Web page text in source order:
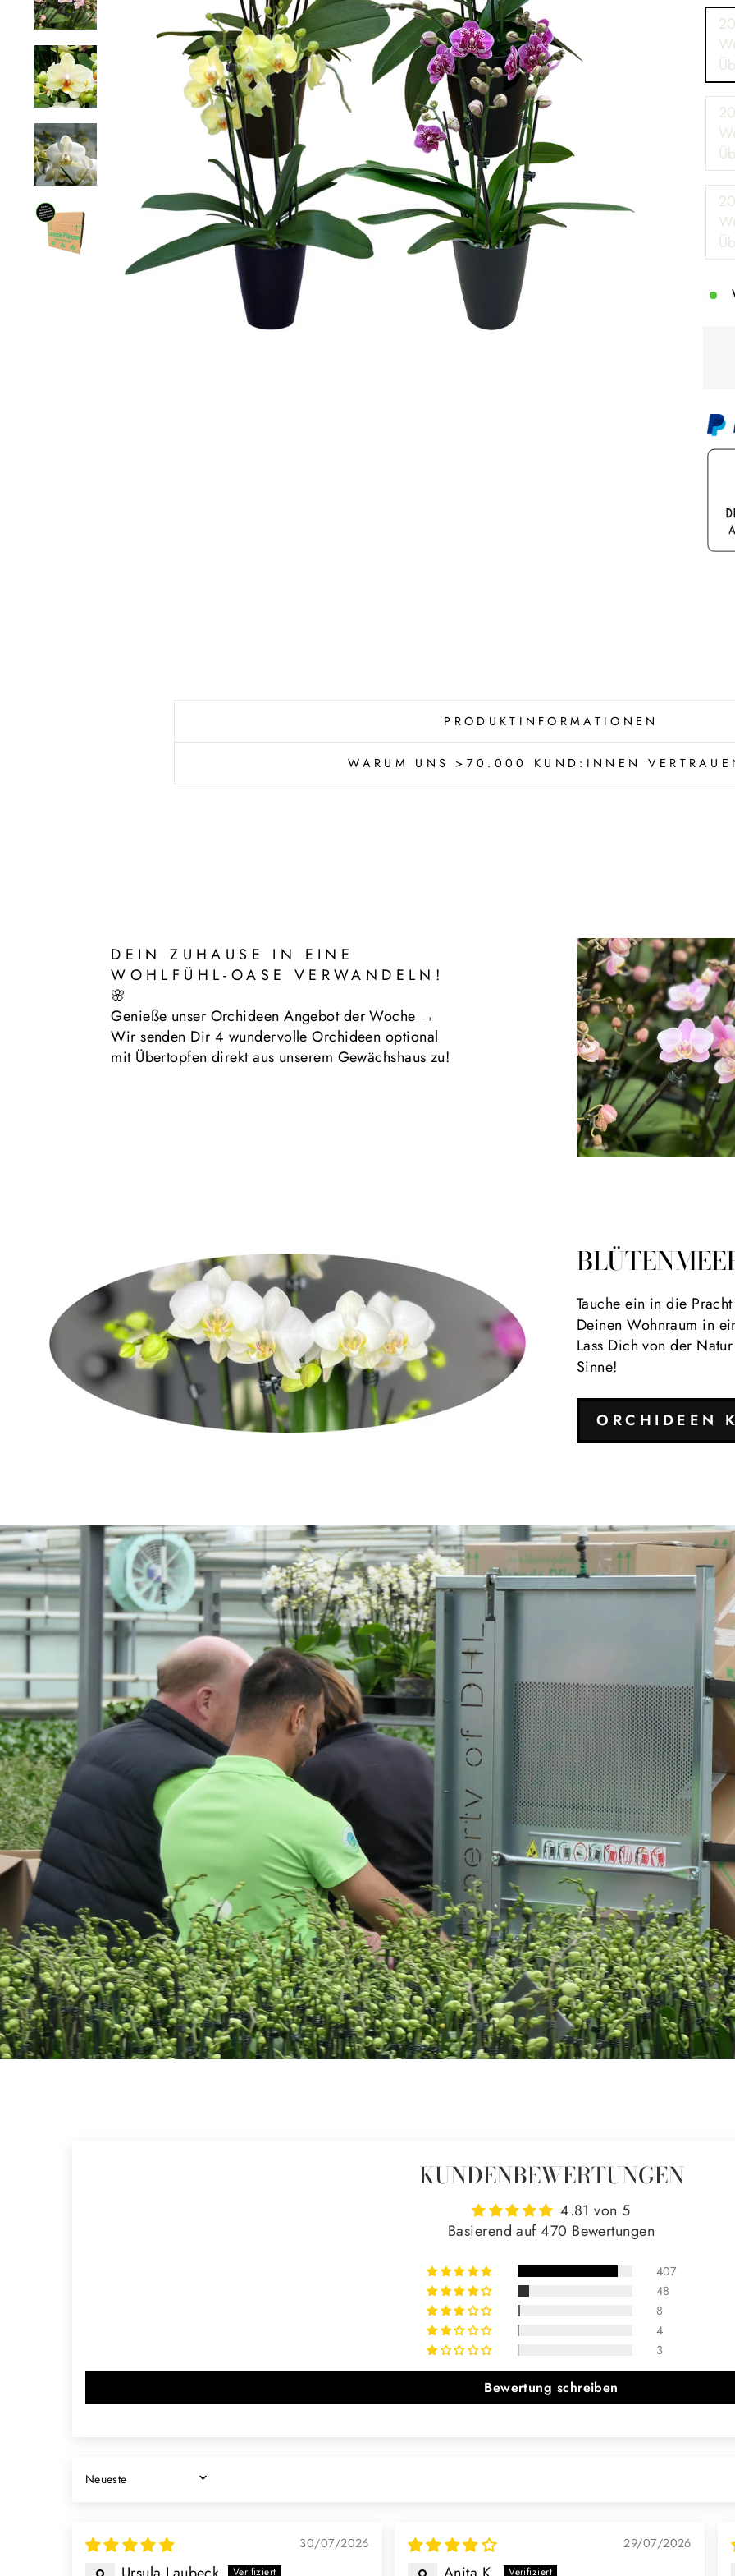
PRODUKTINFORMATIONEN
WARUM UNS >70.000 KUND:INNEN
DEIN ZUHAUSE IN EINE
WOHLFÜHL-OASE VERWANDELN!
🌸
Genieße unser Orchideen Angebot der Woche →
Wir senden Dir 4 wundervolle Orchideen optional
mit Übertopfen direkt aus unserem Gewächshaus zu!
Tauche ein in die
Deinen Wohnraum in
Lass Dich von der
Sinne!
ORCHIDEEN
KUNDENBEWERTUNGEN
4.81 von 5
Basierend auf 470 Bewertungen
407
48
8
4
3
Bewertung schreiben
SORT BY
30/07/2026 29/07/2026